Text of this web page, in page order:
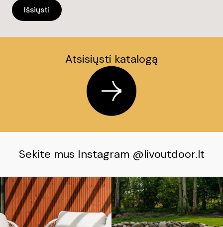
Atsisiųsti katalogą
Sekite mus Instagram @livoutdoor.lt